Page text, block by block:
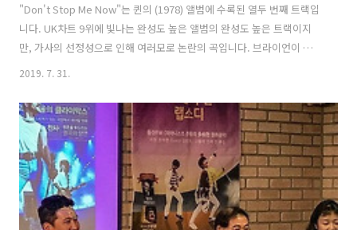
"Don't Stop Me Now"는 퀸의 (1978) 앨범에 수록된 열두 번째 트랙입
니다. UK차트 9위에 빛나는 완성도 높은 앨범의 완성도 높은 트랙이지
만, 가사의 선정성으로 인해 여러모로 논란의 곡입니다. 브라이언이 이
곡을 싫어합니다. 퀸 앨범에 19세 미만 청취 금지가 붙었더군요. 개인적
나우뜻'이란 키워드로 유입이 늘어 작성해봅니다. 자, 그럼 발번역 들어
갑니다. Queen "Don't Stop Me Now" 퀸 - 날 막지마 Tonight I’m
gonna have myself a real good time I feel alive And the world I’ll
turn it inside out, yeah I’m float..
2019. 7. 31.